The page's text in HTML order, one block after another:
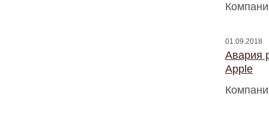
01.09.2018
Авария
Apple